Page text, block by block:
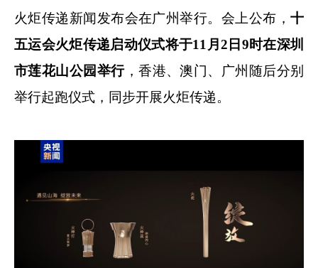
火炬传递新闻发布会在广州举行。会上公布， 十
五运会火炬传递启动仪式将于11月2日9时在深圳
市莲花山公园举行，香港、澳门、广州随后分别
举行起跑仪式，同步开展火炬传递。